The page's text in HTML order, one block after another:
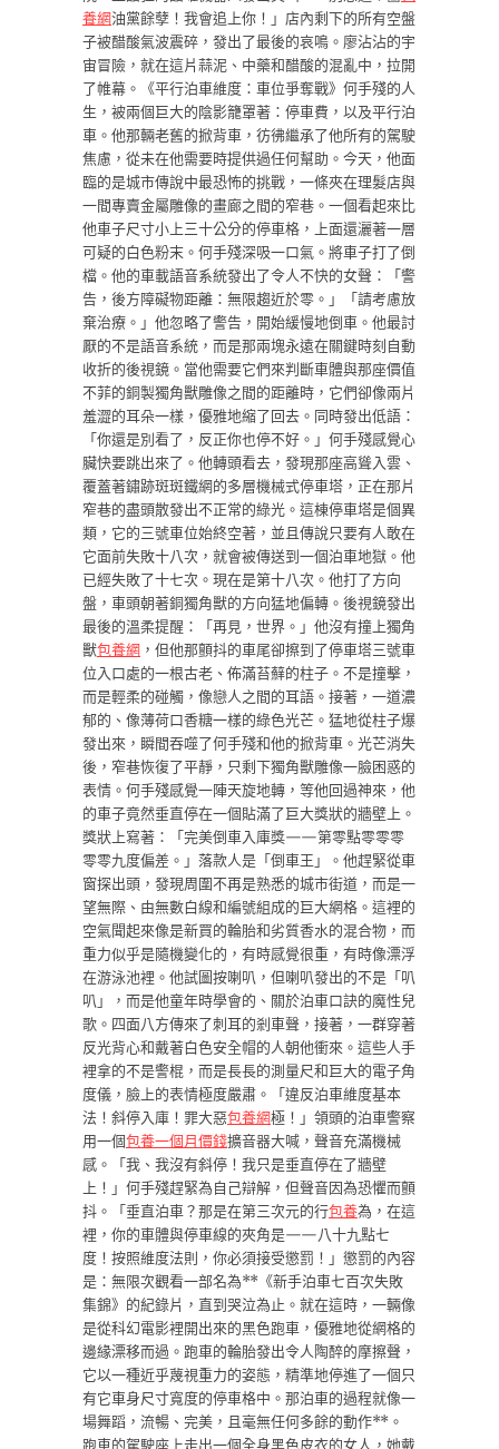
養網油黨餘孽！我會追上你！」店內剩下的所有空盤
子被醋酸氣波震碎，發出了最後的哀鳴。廖沾沾的宇
宙冒險，就在這片蒜泥、中藥和醋酸的混亂中，拉開
了帷幕。《平行泊車維度：車位爭奪戰》何手殘的人
生，被兩個巨大的陰影籠罩著：停車費，以及平行泊
車。他那輛老舊的掀背車，彷彿繼承了他所有的駕駛
焦慮，從未在他需要時提供過任何幫助。今天，他面
臨的是城市傳說中最恐怖的挑戰，一條夾在理髮店與
一間專賣金屬雕像的畫廊之間的窄巷。一個看起來比
他車子尺寸小上三十公分的停車格，上面還灑著一層
可疑的白色粉末。何手殘深吸一口氣。將車子打了倒
檔。他的車載語音系統發出了令人不快的女聲：「警
告，後方障礙物距離：無限趨近於零。」「請考慮放
棄治療。」他忽略了警告，開始緩慢地倒車。他最討
厭的不是語音系統，而是那兩塊永遠在關鍵時刻自動
收折的後視鏡。當他需要它們來判斷車體與那座價值
不菲的銅製獨角獸雕像之間的距離時，它們卻像兩片
羞澀的耳朵一樣，優雅地縮了回去。同時發出低語：
「你還是別看了，反正你也停不好。」何手殘感覺心
臟快要跳出來了。他轉頭看去，發現那座高聳入雲、
覆蓋著鏽跡斑斑鐵網的多層機械式停車塔，正在那片
窄巷的盡頭散發出不正常的綠光。這棟停車塔是個異
類，它的三號車位始終空著，並且傳說只要有人敢在
它面前失敗十八次，就會被傳送到一個泊車地獄。他
已經失敗了十七次。現在是第十八次。他打了方向
盤，車頭朝著銅獨角獸的方向猛地偏轉。後視鏡發出
最後的溫柔提醒：「再見，世界。」他沒有撞上獨角
獸包養網 ，但他那顫抖的車尾卻擦到了停車塔三號車
位入口處的一根古老、佈滿苔蘚的柱子。不是撞擊，
而是輕柔的碰觸，像戀人之間的耳語。接著，一道濃
郁的、像薄荷口香糖一樣的綠色光芒。猛地從柱子爆
發出來，瞬間吞噬了何手殘和他的掀背車。光芒消失
後，窄巷恢復了平靜，只剩下獨角獸雕像一臉困惑的
表情。何手殘感覺一陣天旋地轉，等他回過神來，他
的車子竟然垂直停在一個貼滿了巨大獎狀的牆壁上。
獎狀上寫著：「完美倒車入庫獎——第零點零零零
零零九度偏差。」落款人是「倒車王」。他趕緊從車
窗探出頭，發現周圍不再是熟悉的城市街道，而是一
望無際、由無數白線和編號組成的巨大網格。這裡的
空氣聞起來像是新買的輪胎和劣質香水的混合物，而
重力似乎是隨機變化的，有時感覺很重，有時像漂浮
在游泳池裡。他試圖按喇叭，但喇叭發出的不是「叭
叭」，而是他童年時學會的、關於泊車口訣的魔性兒
歌。四面八方傳來了刺耳的剎車聲，接著，一群穿著
反光背心和戴著白色安全帽的人朝他衝來。這些人手
裡拿的不是警棍，而是長長的測量尺和巨大的電子角
度儀，臉上的表情極度嚴肅。「違反泊車維度基本
法！斜停入庫！罪大惡包養網極！」領頭的泊車警察
用一個包養一個月價錢擴音器大喊，聲音充滿機械
感。「我、我沒有斜停！我只是垂直停在了牆壁
上！」何手殘趕緊為自己辯解，但聲音因為恐懼而顫
抖。「垂直泊車？那是在第三次元的行包養為，在這
裡，你的車體與停車線的夾角是——八十九點七
度！按照維度法則，你必須接受懲罰！」懲罰的內容
是：無限次觀看一部名為**《新手泊車七百次失敗
集錦》的紀錄片，直到哭泣為止。就在這時，一輛像
是從科幻電影裡開出來的黑色跑車，優雅地從網格的
邊緣漂移而過。跑車的輪胎發出令人陶醉的摩擦聲，
它以一種近乎蔑視重力的姿態，精準地停進了一個只
有它車身尺寸寬度的停車格中。那泊車的過程就像一
場舞蹈，流暢、完美，且毫無任何多餘的動作**。
跑車的駕駛座上走出一個全身黑色皮衣的女人，她戴